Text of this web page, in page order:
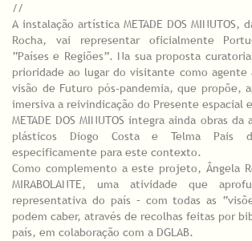
//
A instalação artística METADE DOS MINUTOS,
Rocha, vai representar oficialmente
“Países e Regiões”. Na sua proposta
prioridade ao lugar do visitante como agente
visão de Futuro pós-pandemia, que propõe,
imersiva a reivindicação do Presente espacial
METADE DOS MINUTOS integra ainda obras
plásticos Diogo Costa e Telma Pais
especificamente para este contexto.
Como complemento a este projeto, Ângela
MIRABOLANTE, uma atividade que
representativa do país – com todas as
podem caber, através de recolhas feitas por
país, em colaboração com a DGLAB.